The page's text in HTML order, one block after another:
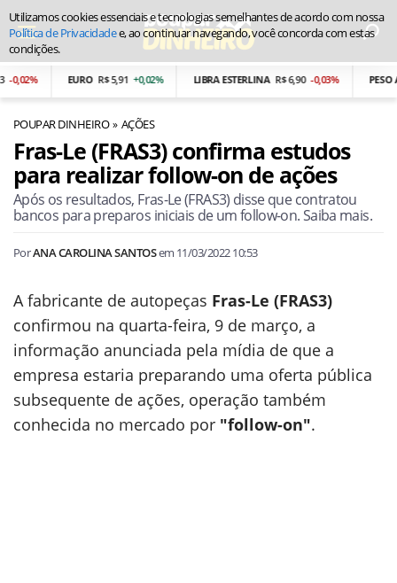
EURO R$ 5,91 +0,02% LIBRA ESTERLINA R$ 6,90 -0,03% PESO
POUPAR DINHEIRO AÇÕES
Fras-Le (FRAS3) confirma estudos
para realizar follow-on de ações
Após os resultados, Fras-Le (FRAS3) disse que contratou
bancos para preparos iniciais de um follow-on. Saiba mais.
PorANA CAROLINA SANTOSem 11/03/2022 10:53
A fabricante de autopeças Fras-Le (FRAS3)
confirmou na quarta-feira, 9 de março, a
informação anunciada pela mídia de que a
empresa estaria preparando uma oferta pública
subsequente de ações, operação também
conhecida no mercado por "follow-on".
Utilizamos cookies essenciais e tecnologias semelhantes de acordo com nossa
Política de Privacidadee, ao continuar navegando, você concorda com estas
condições.